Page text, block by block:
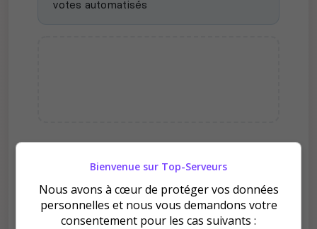
votes automatisés
Pourquoi voter pour Lille
Bienvenue sur Top-Serveurs
Nous avons à cœur de protéger vos données
personnelles et nous vous demandons votre
consentement pour les cas suivants :